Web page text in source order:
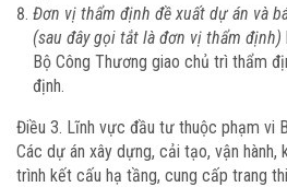
Đơn vị thẩm định đề xuất dự án và
(sau đây gọi tắt là đơn vị thẩm định)
Bộ Công Thương giao chủ trì thẩm
định.
Điều 3. Lĩnh vực đầu tư thuộc phạm vi
Các dự án xây dựng, cải tạo, vận hành,
trình kết cấu hạ tầng, cung cấp trang